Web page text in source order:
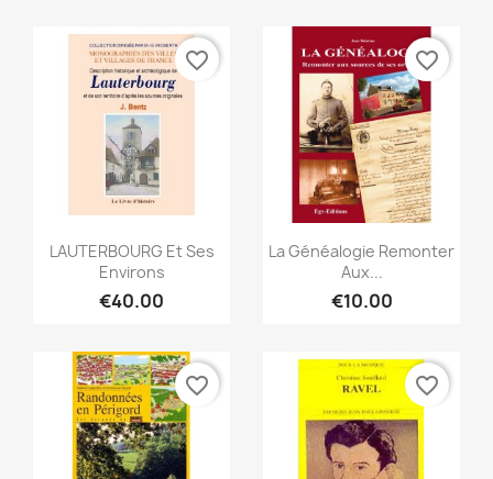
Quick view
LAUTERBOURG Et Ses
Environs
€40.00
favorite_border
Quick view
La Généalogie Remonter
Aux...
€10.00
favorite_border
favorite_border favorite_border